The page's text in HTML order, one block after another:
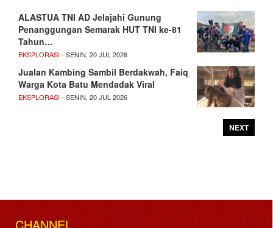
ALASTUA TNI AD Jelajahi Gunung
Penanggungan Semarak HUT TNI ke-81
Tahun…
EKSPLORASI- SENIN, 20 JUL 2026
Jualan Kambing Sambil Berdakwah, Faiq
Warga Kota Batu Mendadak Viral
EKSPLORASI- SENIN, 20 JUL 2026
NEXT